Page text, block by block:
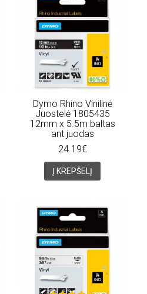
Dymo Rhino Vinilinė
Juostelė 1805435
12mm x 5.5m baltas
ant juodas
24.19€
Į KREPŠELĮ